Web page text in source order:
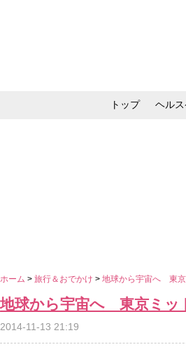
トップ ヘル
ホーム > 旅行＆おでかけ > 地球から宇宙へ 東
地球から宇宙へ 東京ミッ
2014-11-13 21:19